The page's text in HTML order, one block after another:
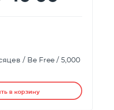
/ Be Free / 5,000
в корзину